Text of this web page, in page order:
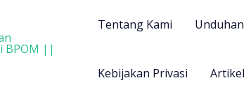
Tentang Kami Unduhan
Kebijakan Privasi Artikel